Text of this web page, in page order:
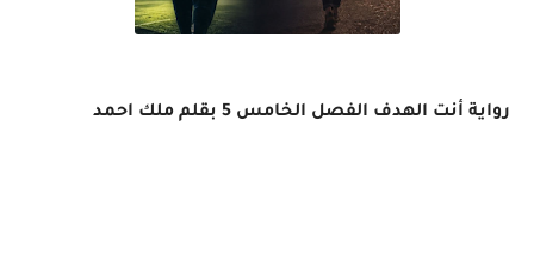
رواية أنت الهدف الفصل الخامس 5 بقلم ملك احمد